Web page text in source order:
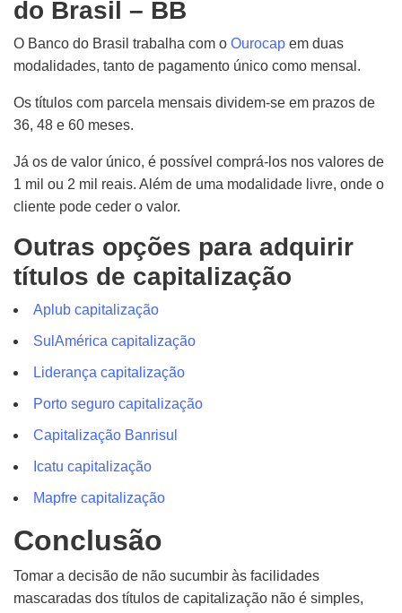
do Brasil – BB
O Banco do Brasil trabalha com o Ourocap em duas
modalidades, tanto de pagamento único como mensal.
Os títulos com parcela mensais dividem-se em prazos de
36, 48 e 60 meses.
Já os de valor único, é possível comprá-los nos valores de
1 mil ou 2 mil reais. Além de uma modalidade livre, onde o
c liente pode ceder o valor.
Outras opções para adquirir
títulos de capitalização
Aplub capitalização
SulAmérica capitalização
Liderança capitalização
Porto seguro capitalização
Capitalização Banrisul
Icatu capitalização
Mapfre capitalização
Conclusão
Tomar a decisão de não sucumbir às facilidades
mascaradas dos títulos de capitalização não é simples,